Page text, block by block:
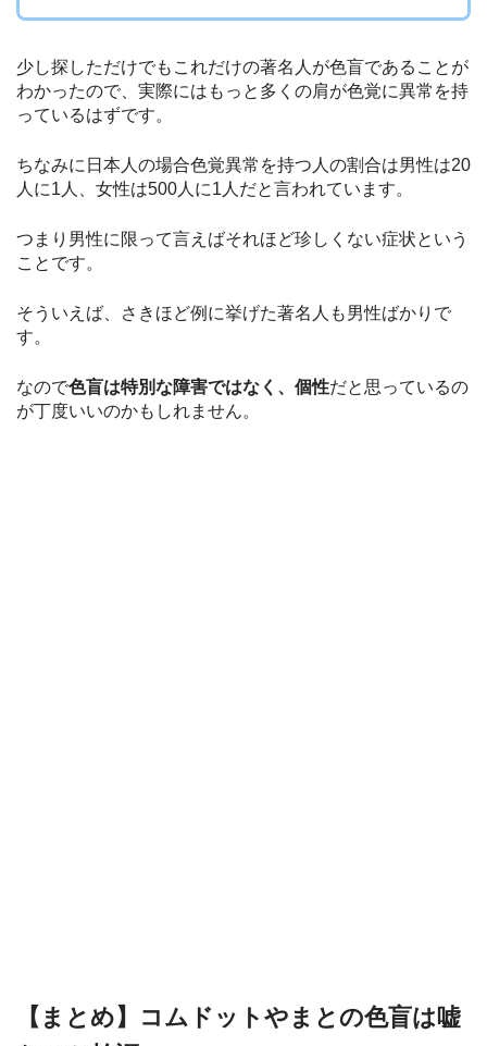
少し探しただけでもこれだけの著名人が色盲であることが
わかったので、実際にはもっと多くの肩が色覚に異常を持
っているはずです。
ちなみに日本人の場合色覚異常を持つ人の割合は男性は20
人に1人、女性は500人に1人だと言われています。
つまり男性に限って言えばそれほど珍しくない症状という
ことです。
そういえば、さきほど例に挙げた著名人も男性ばかりで
す。
なので色盲は特別な障害ではなく、個性だと思っているの
が丁度いいのかもしれません。
【まとめ】コムドットやまとの色盲は嘘